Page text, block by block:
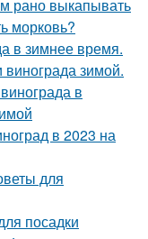
рано выкапывать
морковь?
в зимнее время.
винограда зимой.
в
в 2023 на
для
посадки